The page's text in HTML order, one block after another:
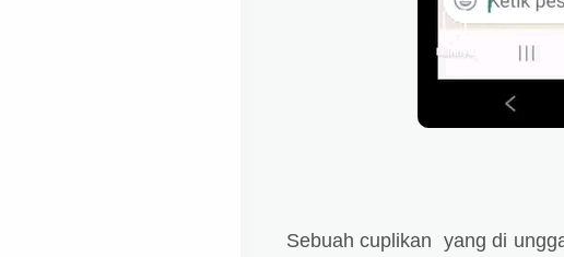
Sebuah cuplikan yang di